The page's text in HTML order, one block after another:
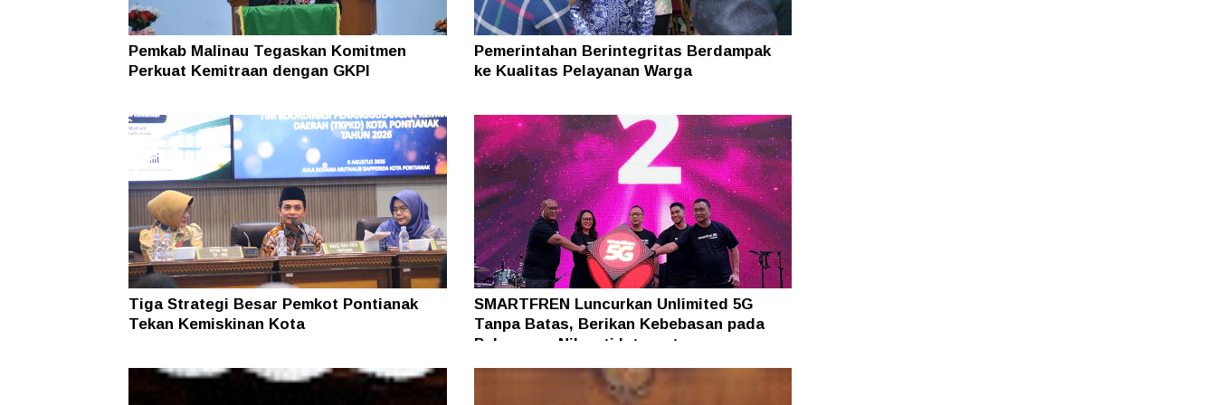
Pemkab Malinau Tegaskan Komitmen
Perkuat Kemitraan dengan GKPI
Pemerintahan Berintegritas Berdampak
ke Kualitas Pelayanan Warga
Tiga Strategi Besar Pemkot Pontianak
Tekan Kemiskinan Kota
SMARTFREN Luncurkan Unlimited 5G
Tanpa Batas, Berikan Kebebasan pada
Pelanggan Nikmati Internet